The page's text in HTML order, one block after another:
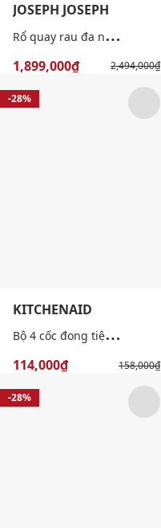
JOSEPH JOSEPH
R
ổ quay rau đa năng 4in1
1,899,000₫ 2,494,000₫
-28%
KITCHENAID
B
ộ 4 cốc đong tiện lợi
114,000₫ 158,000₫
-28%